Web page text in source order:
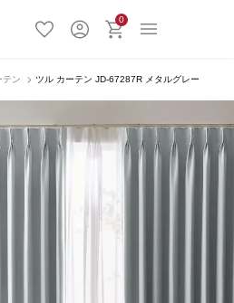
0
テン ツル カーテン JD-67287R メタルグレー